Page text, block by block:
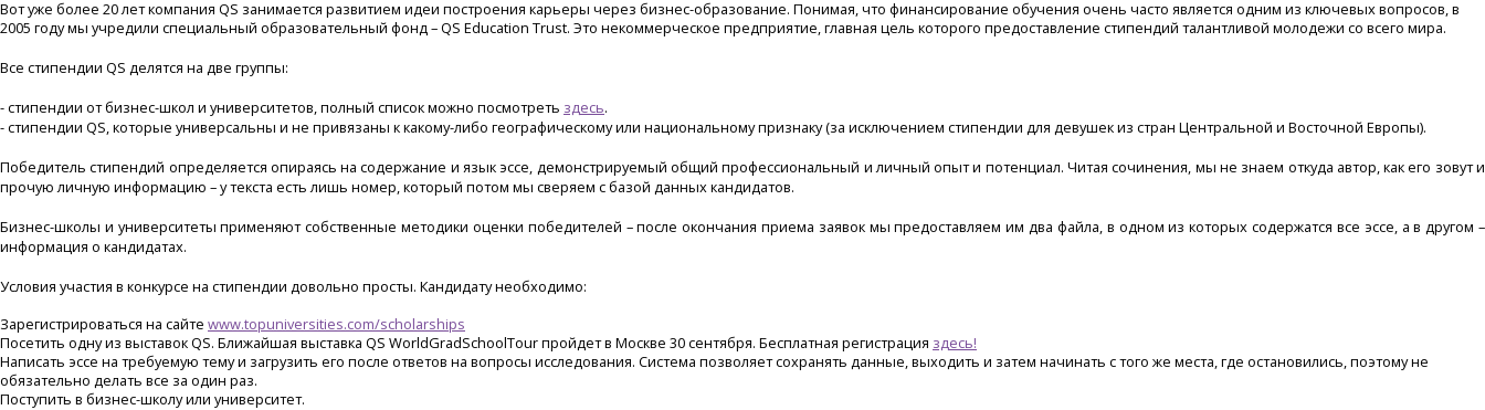
Вот уже более 20 лет компания QS занимается развитием идеи построения карьеры через бизнес-образование. Понимая, что финансирование обучения очень часто является одним из ключевых вопросов, в
2005 году мы учредили специальный образовательный фонд – QS Education Trust. Это некоммерческое предприятие, главная цель которого предоставление стипендий талантливой молодежи со всего мира.
Все стипендии QS делятся на две группы:
- стипендии от бизнес-школ и университетов, полный список можно посмотреть здесь.
- стипендии QS, которые универсальны и не привязаны к какому-либо географическому или национальному признаку (за исключением стипендии для девушек из стран Центральной и Восточной Европы).
Победитель стипендий определяется опираясь на содержание и язык эссе, демонстрируемый общий профессиональный и личный опыт и потенциал. Читая сочинения, мы не знаем откуда автор, как его зовут и
прочую личную информацию – у текста есть лишь номер, который потом мы сверяем с базой данных кандидатов.
Бизнес-школы и университеты применяют собственные методики оценки победителей – после окончания приема заявок мы предоставляем им два файла, в одном из которых содержатся все эссе, а в другом –
информация о кандидатах.
Условия участия в конкурсе на стипендии довольно просты. Кандидату необходимо:
Зарегистрироваться на сайте www.topuniversities.com/scholarships
Посетить одну из выставок QS. Ближайшая выставка QS WorldGradSchoolTour пройдет в Москве 30 сентября. Бесплатная регистрация здесь!
Написать эссе на требуемую тему и загрузить его после ответов на вопросы исследования. Система позволяет сохранять данные, выходить и затем начинать с того же места, где остановились, поэтому не
обязательно делать все за один раз.
Поступить в бизнес-школу или университет.